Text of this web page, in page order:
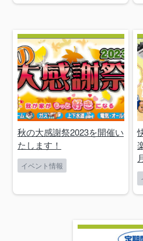
秋の大感謝祭2023を開催い
たします！
イベント情報